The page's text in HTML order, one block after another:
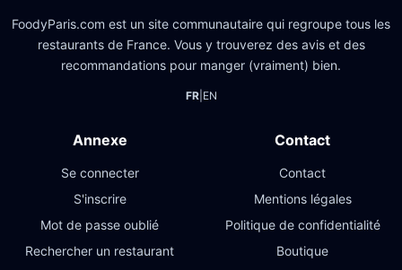
FoodyParis.com est un site communautaire qui regroupe tous les
restaurants de France. Vous y trouverez des avis et des
recommandations pour manger (vraiment) bien.
FR| EN
Annexe
Se connecter
S'inscrire
Mot de passe oublié
Rechercher un restaurant
Contact
Contact
Mentions légales
Politique de confidentialité
Boutique